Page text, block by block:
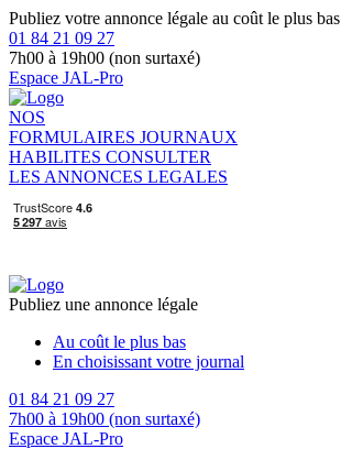
Publiez votre annonce légale au coût le plus bas
01 84 21 09 27
7h00 à 19h00 (non surtaxé)
Espace JAL-Pro
NOS
FORMULAIRES JOURNAUX
HABILITES CONSULTER
LES ANNONCES LEGALES
Publiez une annonce légale
Au coût le plus bas
En choisissant votre journal
01 84 21 09 27
7h00 à 19h00 (non surtaxé)
Espace JAL-Pro